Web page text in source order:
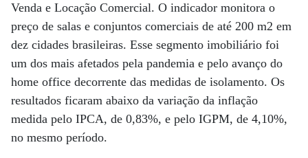
Venda e Locação Comercial. O indicador monitora o
preço de salas e conjuntos comerciais de até 200 m2 em
dez cidades brasileiras. Esse segmento imobiliário foi
um dos mais afetados pela pandemia e pelo avanço do
home office decorrente das medidas de isolamento. Os
resultados ficaram abaixo da variação da inflação
medida pelo IPCA, de 0,83%, e pelo IGPM, de 4,10%,
no mesmo período.